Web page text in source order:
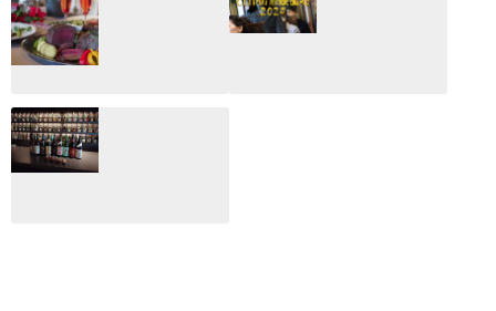
編集長が読む2025
年の映画ざっくり
総監
らいしか更新して
いない変なブログ
月のホテル☆4日
間限定！クリスマ
スディナーブッフ
ェ開催☆